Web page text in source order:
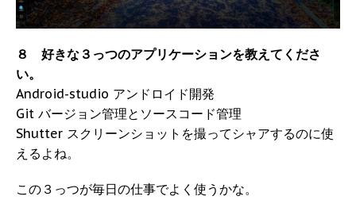
８ 好きな３っつのアプリケーションを教えてくださ
い。
Android-studio アンドロイド開発
Git バージョン管理とソースコード管理
Shutter スクリーンショットを撮ってシャアするのに使
えるよね。
この３っつが毎日の仕事でよく使うかな。